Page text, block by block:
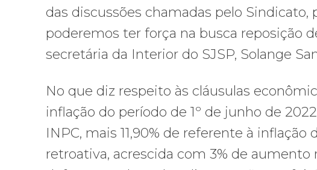
das discussões chamadas pelo Sindicato,
poderemos ter força na busca reposição
secretária da Interior do SJSP, Solange
No que diz respeito às cláusulas
inflação do período de 1º de junho de
INPC, mais 11,90% de referente à
retroativa, acrescida com 3% de